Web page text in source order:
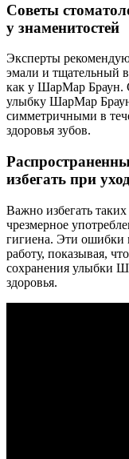
Советы
у знаменитостей
Эксперты
эмали и тщательный
как у ШарМар Браун.
улыбку ШарМар
симметричными в
здоровья зубов.
избегать при
Важно избегать
чрезмерное
гигиена. Эти ошибки
работу, показывая,
сохранения улыбки
здоровья.